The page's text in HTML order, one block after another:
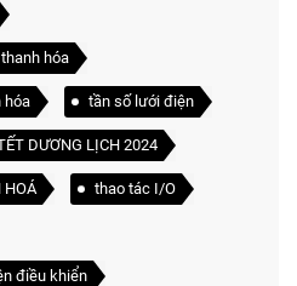
hóa
hóa tần số lưới điện
DƯƠNG LỊCH 2024
HOÁ thao tác I/O
điều khiển